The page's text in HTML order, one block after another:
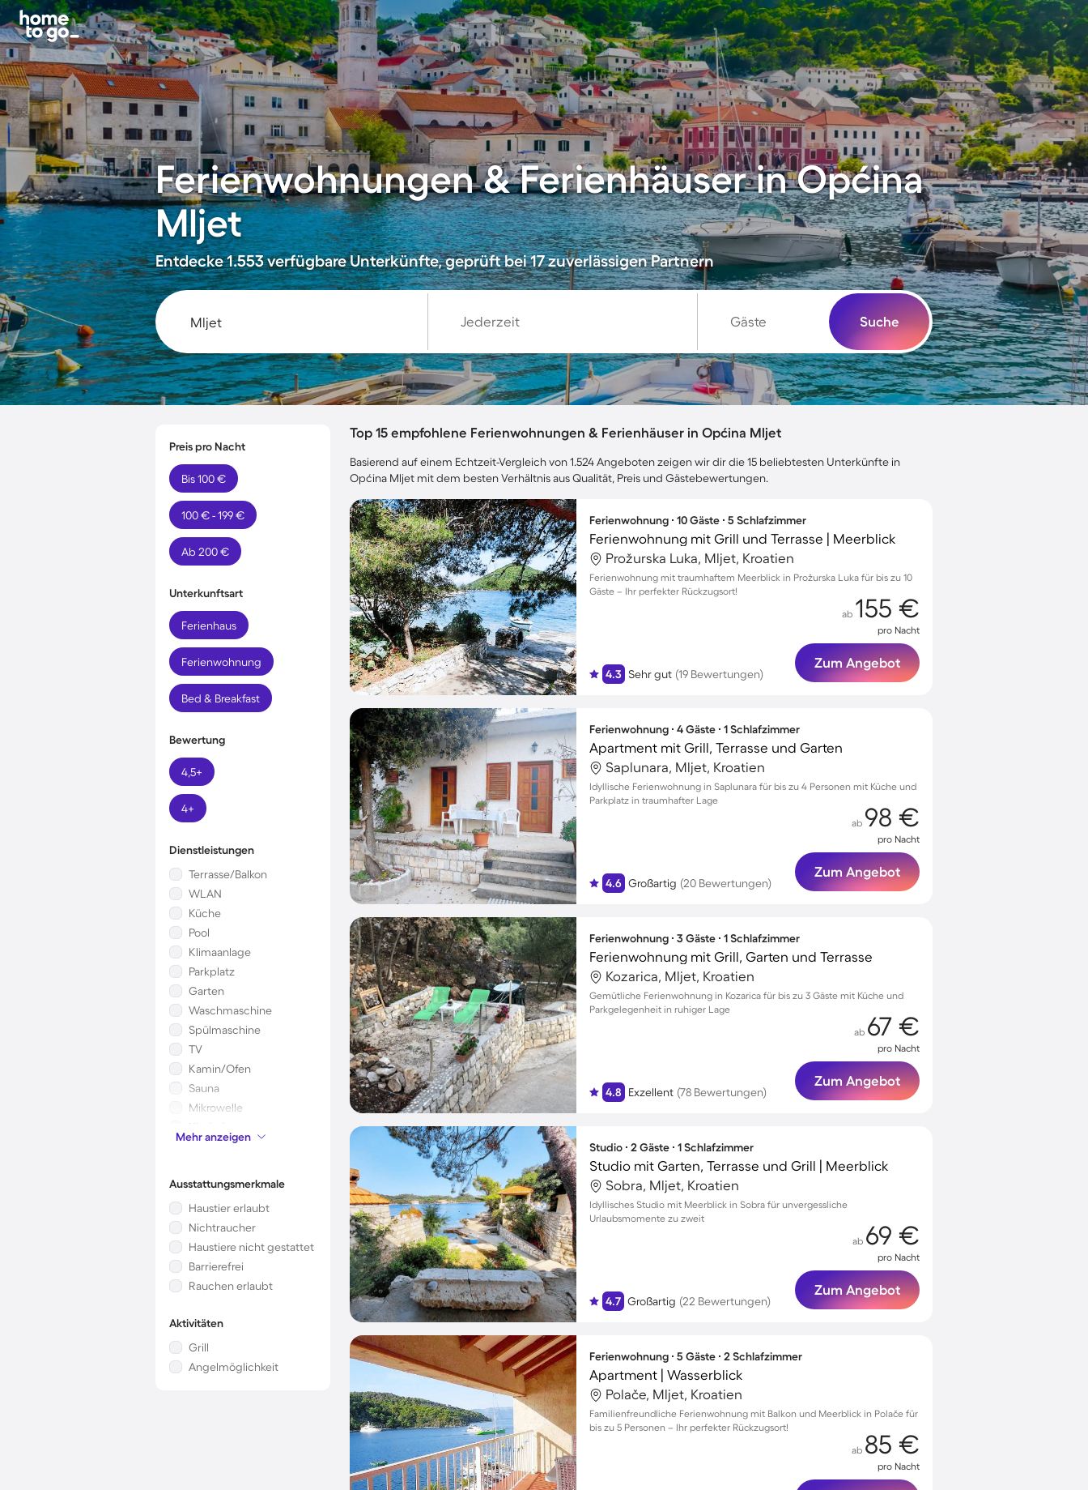
Ferienwohnungen & Ferienhäuser in Općina
Mljet
Entdecke 1.553 verfügbare Unterkünfte, geprüft bei 17 zuverlässigen Partnern
Jederzeit Gäste Suche
Preis pro Nacht
Bis 100 €
100 € - 199 €
Ab 200 €
Unterkunftsart
Ferienhaus
Ferienwohnung
Bed & Breakfast
Bewertung
4,5+
4+
Dienstleistungen
Terrasse/Balkon
WLAN
Küche
Pool
Klimaanlage
Parkplatz
Garten
Waschmaschine
Spülmaschine
TV
Kamin/Ofen
Sauna
Mikrowelle
Kinderbett
Whirlpool
Mehr anzeigen
Ausstattungsmerkmale
Haustier erlaubt
Nichtraucher
Haustiere nicht gestattet
Barrierefrei
Rauchen erlaubt
Aktivitäten
Grill
Angelmöglichkeit
Top 15 empfohlene Ferienwohnungen & Ferienhäuser in Općina Mljet
Basierend auf einem Echtzeit-Vergleich von 1.524 Angeboten zeigen wir dir die 15 beliebtesten Unterkünfte in
Općina Mljet mit dem besten Verhältnis aus Qualität, Preis und Gästebewertungen.
Ferienwohnung ∙ 10 Gäste ∙ 5 Schlafzimmer
Ferienwohnung mit Grill und Terrasse | Meerblick
Prožurska Luka, Mljet, Kroatien
Ferienwohnung mit traumhaftem Meerblick in Prožurska Luka für bis zu 10
Gäste – Ihr perfekter Rückzugsort!
4.3 Sehr gut (19 Bewertungen)
ab 155 €
pro Nacht
Zum Angebot
Ferienwohnung ∙ 4 Gäste ∙ 1 Schlafzimmer
Apartment mit Grill, Terrasse und Garten
Saplunara, Mljet, Kroatien
Idyllische Ferienwohnung in Saplunara für bis zu 4 Personen mit Küche und
Parkplatz in traumhafter Lage
4.6 Großartig (20 Bewertungen)
ab 98 €
pro Nacht
Zum Angebot
Ferienwohnung ∙ 3 Gäste ∙ 1 Schlafzimmer
Ferienwohnung mit Grill, Garten und Terrasse
Kozarica, Mljet, Kroatien
Gemütliche Ferienwohnung in Kozarica für bis zu 3 Gäste mit Küche und
Parkgelegenheit in ruhiger Lage
4.8 Exzellent (78 Bewertungen)
ab 67 €
pro Nacht
Zum Angebot
Studio ∙ 2 Gäste ∙ 1 Schlafzimmer
Studio mit Garten, Terrasse und Grill | Meerblick
Sobra, Mljet, Kroatien
Idyllisches Studio mit Meerblick in Sobra für unvergessliche
Urlaubsmomente zu zweit
4.7 Großartig (22 Bewertungen)
ab 69 €
pro Nacht
Zum Angebot
Ferienwohnung ∙ 5 Gäste ∙ 2 Schlafzimmer
Apartment | Wasserblick
Polače, Mljet, Kroatien
Familienfreundliche Ferienwohnung mit Balkon und Meerblick in Polače für
bis zu 5 Personen – Ihr perfekter Rückzugsort!
ab 85 €
pro Nacht